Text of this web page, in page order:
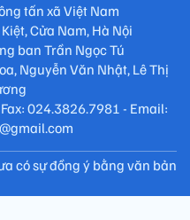
tấn xã Việt Nam
Cửa Nam, Hà Nội
ban Trần Ngọc Tú
Nguyễn Văn Nhật, Lê Thị
024.3826.7981 - Email:
có sự đồng ý bằng văn bản